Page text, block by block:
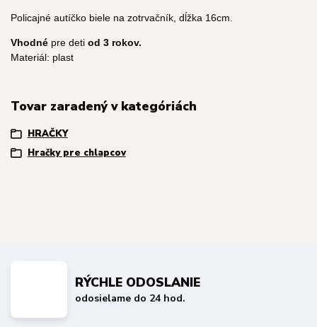
Policajné autíčko biele na zotrvačník, dĺžka 16cm.
Vhodné pre deti od 3 rokov.
Materiál: plast
Tovar zaradený v kategóriách
HRAČKY
Hračky pre chlapcov
RÝCHLE ODOSLANIE
odosielame do 24 hod.